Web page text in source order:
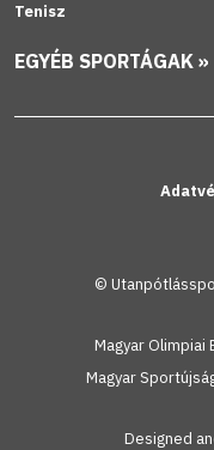
Tenisz
EGYÉB SPORTÁGAK »
©
Magyar
Magyar
Designed